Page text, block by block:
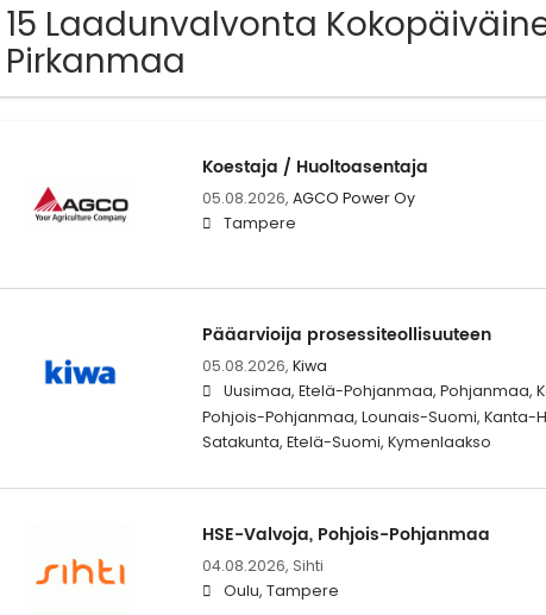
15 Laadunvalvonta
Pirkanmaa
Koestaja / Huoltoasentaja
05.08.2026, AGCO Power Oy
Tampere
Pääarvioija prosessiteollisuuteen
05.08.2026, Kiwa
Uusimaa, Etelä-Pohjanmaa, Pohjanmaa,
Pohjois-Pohjanmaa, Lounais-Suomi, Kanta-
Satakunta, Etelä-Suomi, Kymenlaakso
HSE-Valvoja, Pohjois-Pohjanmaa
04.08.2026, Sihti
Oulu, Tampere